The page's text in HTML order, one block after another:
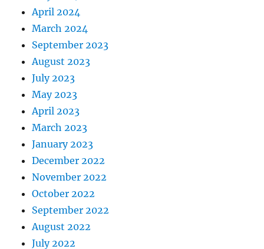
April 2024
March 2024
September 2023
August 2023
July 2023
May 2023
April 2023
March 2023
January 2023
December 2022
November 2022
October 2022
September 2022
August 2022
July 2022